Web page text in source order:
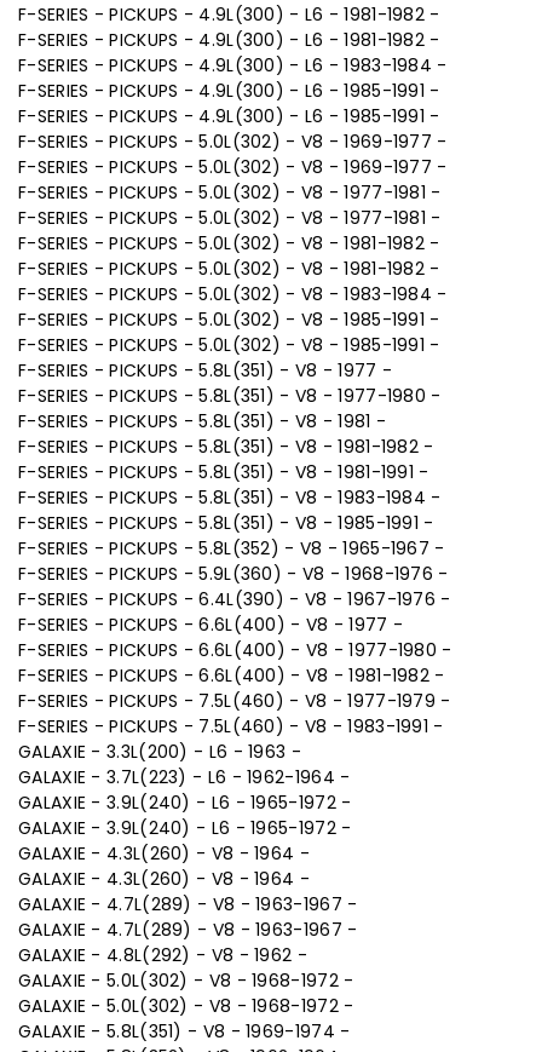
F-SERIES - PICKUPS - 4.9L(300) - L6 - 1981-1982 -
F-SERIES - PICKUPS - 4.9L(300) - L6 - 1981-1982 -
F-SERIES - PICKUPS - 4.9L(300) - L6 - 1983-1984 -
F-SERIES - PICKUPS - 4.9L(300) - L6 - 1985-1991 -
F-SERIES - PICKUPS - 4.9L(300) - L6 - 1985-1991 -
F-SERIES - PICKUPS - 5.0L(302) - V8 - 1969-1977 -
F-SERIES - PICKUPS - 5.0L(302) - V8 - 1969-1977 -
F-SERIES - PICKUPS - 5.0L(302) - V8 - 1977-1981 -
F-SERIES - PICKUPS - 5.0L(302) - V8 - 1977-1981 -
F-SERIES - PICKUPS - 5.0L(302) - V8 - 1981-1982 -
F-SERIES - PICKUPS - 5.0L(302) - V8 - 1981-1982 -
F-SERIES - PICKUPS - 5.0L(302) - V8 - 1983-1984 -
F-SERIES - PICKUPS - 5.0L(302) - V8 - 1985-1991 -
F-SERIES - PICKUPS - 5.0L(302) - V8 - 1985-1991 -
F-SERIES - PICKUPS - 5.8L(351) - V8 - 1977 -
F-SERIES - PICKUPS - 5.8L(351) - V8 - 1977-1980 -
F-SERIES - PICKUPS - 5.8L(351) - V8 - 1981 -
F-SERIES - PICKUPS - 5.8L(351) - V8 - 1981-1982 -
F-SERIES - PICKUPS - 5.8L(351) - V8 - 1981-1991 -
F-SERIES - PICKUPS - 5.8L(351) - V8 - 1983-1984 -
F-SERIES - PICKUPS - 5.8L(351) - V8 - 1985-1991 -
F-SERIES - PICKUPS - 5.8L(352) - V8 - 1965-1967 -
F-SERIES - PICKUPS - 5.9L(360) - V8 - 1968-1976 -
F-SERIES - PICKUPS - 6.4L(390) - V8 - 1967-1976 -
F-SERIES - PICKUPS - 6.6L(400) - V8 - 1977 -
F-SERIES - PICKUPS - 6.6L(400) - V8 - 1977-1980 -
F-SERIES - PICKUPS - 6.6L(400) - V8 - 1981-1982 -
F-SERIES - PICKUPS - 7.5L(460) - V8 - 1977-1979 -
F-SERIES - PICKUPS - 7.5L(460) - V8 - 1983-1991 -
GALAXIE - 3.3L(200) - L6 - 1963 -
GALAXIE - 3.7L(223) - L6 - 1962-1964 -
GALAXIE - 3.9L(240) - L6 - 1965-1972 -
GALAXIE - 3.9L(240) - L6 - 1965-1972 -
GALAXIE - 4.3L(260) - V8 - 1964 -
GALAXIE - 4.3L(260) - V8 - 1964 -
GALAXIE - 4.7L(289) - V8 - 1963-1967 -
GALAXIE - 4.7L(289) - V8 - 1963-1967 -
GALAXIE - 4.8L(292) - V8 - 1962 -
GALAXIE - 5.0L(302) - V8 - 1968-1972 -
GALAXIE - 5.0L(302) - V8 - 1968-1972 -
GALAXIE - 5.8L(351) - V8 - 1969-1974 -